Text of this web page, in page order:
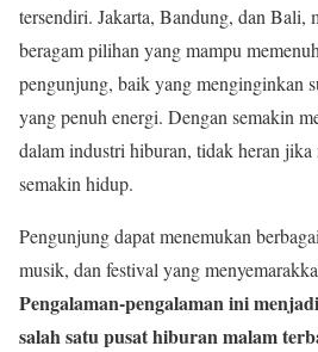
tersendiri. Jakarta, Bandung, dan Bali,
beragam pilihan yang mampu
pengunjung, baik yang menginginkan
yang penuh energi. Dengan semakin
dalam industri hiburan, tidak heran jika
semakin hidup.
Pengunjung dapat menemukan
musik, dan festival yang
Pengalaman-pengalaman ini
salah satu pusat hiburan malam